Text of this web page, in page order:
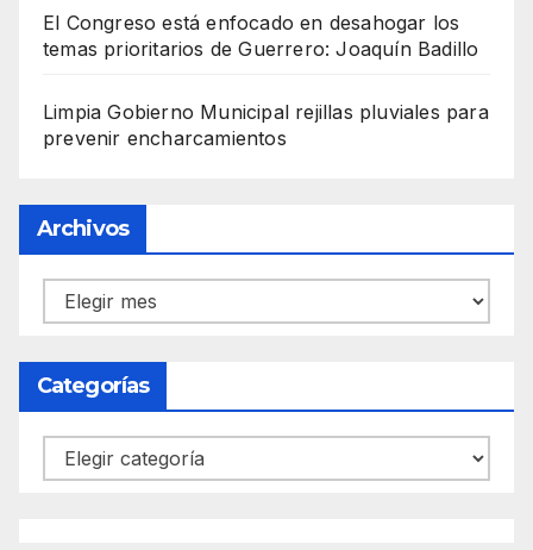
El Congreso está enfocado en desahogar los
temas prioritarios de Guerrero: Joaquín Badillo
Limpia Gobierno Municipal rejillas pluviales para
prevenir encharcamientos
Archivos
Archivos
Categorías
Categorías